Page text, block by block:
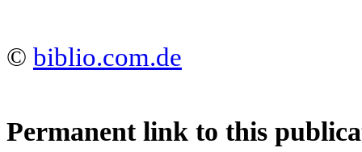
© biblio.com.de
Permanent link to this